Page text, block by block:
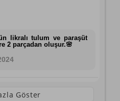
likralı tulum ve paraşüt
2 parçadan oluşur.🌸
Göster